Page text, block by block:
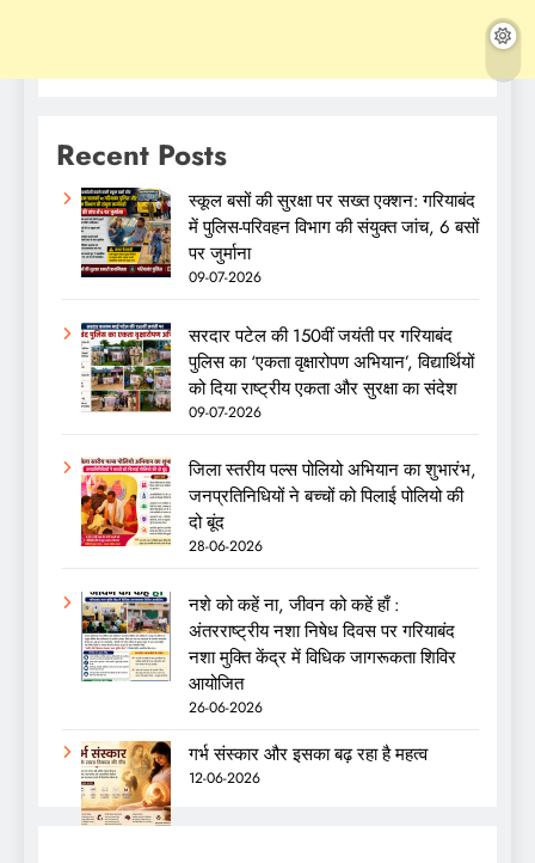
Recent Posts
स्कूल बसों की सुरक्षा पर सख्त एक्शन: गरियाबंद
में पुलिस-परिवहन विभाग की संयुक्त जांच, 6 बसों
पर जुर्माना
09-07-2026
सरदार पटेल की 150वीं जयंती पर गरियाबंद
पुलिस का ‘एकता वृक्षारोपण अभियान’, विद्यार्थियों
को दिया राष्ट्रीय एकता और सुरक्षा का संदेश
09-07-2026
जिला स्तरीय पल्स पोलियो अभियान का शुभारंभ,
जनप्रतिनिधियों ने बच्चों को पिलाई पोलियो की
दो बूंद
28-06-2026
नशे को कहें ना, जीवन को कहें हाँ :
अंतरराष्ट्रीय नशा निषेध दिवस पर गरियाबंद
नशा मुक्ति केंद्र में विधिक जागरूकता शिविर
आयोजित
26-06-2026
गर्भ संस्कार और इसका बढ़ रहा है महत्व
12-06-2026